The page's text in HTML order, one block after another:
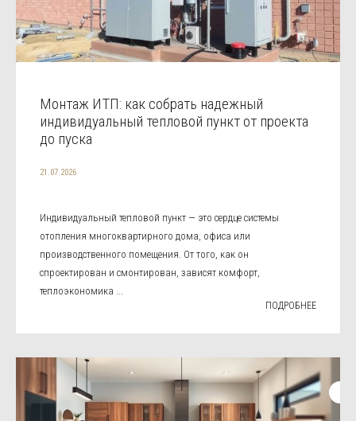
Монтаж ИТП: как собрать надежный
индивидуальный тепловой пункт от проекта
до пуска
21.07.2026
Индивидуальный тепловой пункт — это сердце системы
отопления многоквартирного дома, офиса или
производственного помещения. От того, как он
спроектирован и смонтирован, зависят комфорт,
теплоэкономика ...
ПОДРОБНЕЕ